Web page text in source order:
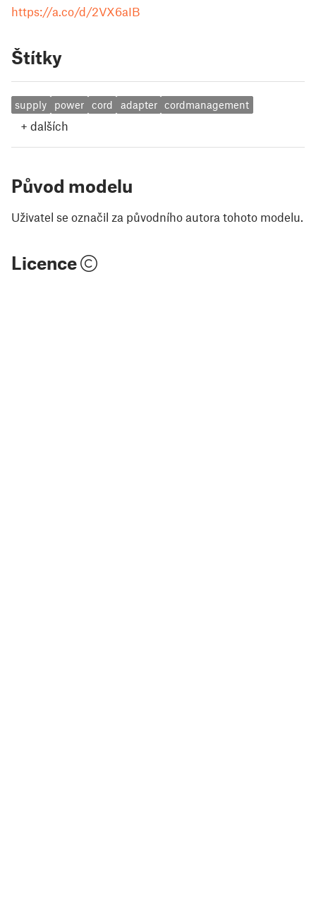
https://a.co/d/2VX6aIB
Štítky
supply power cord adapter cordmanagement
+ dalších
Původ modelu
Uživatel se označil za původního autora tohoto modelu.
Licence